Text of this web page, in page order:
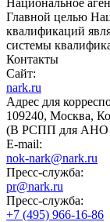
Национальное
Главной целью
квалификаций
системы
Контакты
Сайт:
nark.ru
Адрес для
109240, Москва,
(В РСПП для
E-mail:
nok-nark@nark.ru
Пресс-служба:
pr@nark.ru
Пресс-служба:
+7 (495) 966-16-86